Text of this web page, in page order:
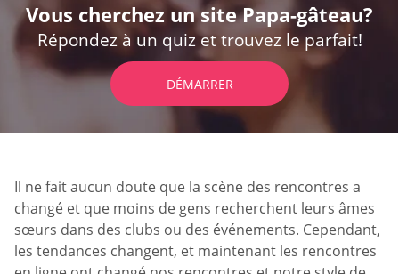
Vous cherchez un site Papa-gâteau?
Répondez à un quiz et trouvez le parfait!
DÉMARRER
Il ne fait aucun doute que la scène des rencontres a
changé et que moins de gens recherchent leurs âmes
sœurs dans des clubs ou des événements. Cependant,
les tendances changent, et maintenant les rencontres